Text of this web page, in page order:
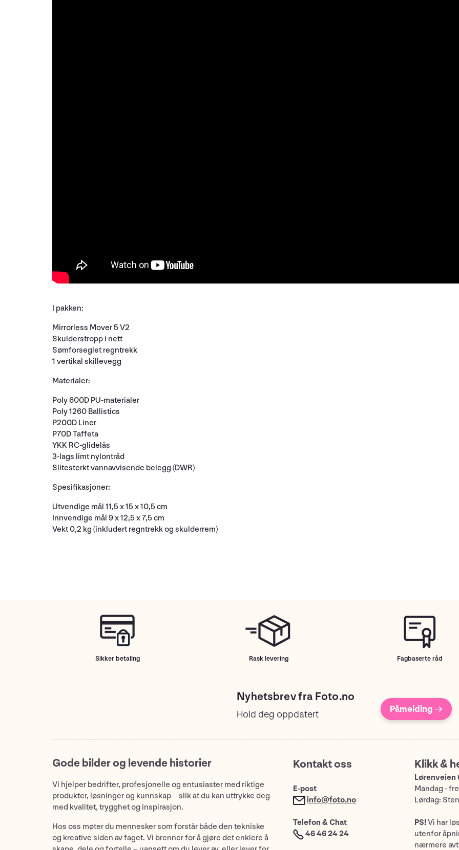
I pakken:
Mirrorless Mover 5 V2
Skulderstropp i nett
Sømforseglet regntrekk
1 vertikal skillevegg
Materialer:
Poly 600D PU-materialer
Poly 1260 Ballistics
P200D Liner
P70D Taffeta
YKK RC-glidelås
3-lags limt nylontråd
Slitesterkt vannavvisende belegg (DWR)
Spesifikasjoner:
Utvendige mål 11,5 x 15 x 10,5 cm
Innvendige mål 9 x 12,5 x 7,5 cm
Vekt 0,2 kg (inkludert regntrekk og skulderrem)
Sikker betaling Rask levering Fagbaserte råd
Nyhetsbrev fra Foto.no
Hold deg oppdatert Påmelding →
Gode bilder og levende historier
Vi hjelper bedrifter, profesjonelle og entusiaster med riktige
produkter, løsninger og kunnskap – slik at du kan uttrykke deg
med kvalitet, trygghet og inspirasjon.
Hos oss møter du mennesker som forstår både den tekniske
og kreative siden av faget. Vi brenner for å gjøre det enklere å
Kontakt oss
E-post
info@foto.no
Telefon & Chat
46 46 24 24
Klikk &
Lørenveien
Mandag -
Lørdag:
PS!Vi har
utenfor
nærmere